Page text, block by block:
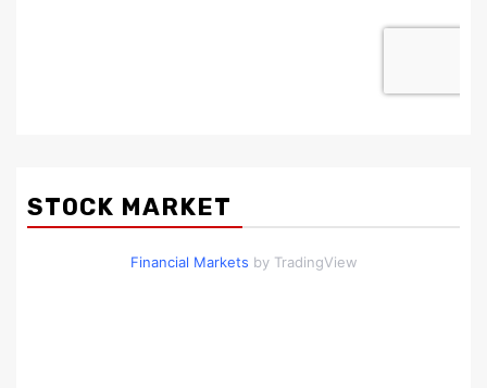
STOCK MARKET
Financial Markets by TradingView